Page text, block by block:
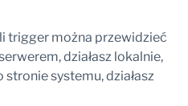
trigger można przewidzieć
działasz lokalnie,
systemu, działasz